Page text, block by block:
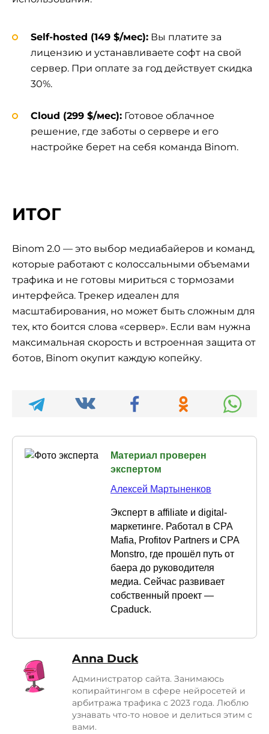
Self-hosted (149 $/мес): Вы платите за
лицензию и устанавливаете софт на свой
сервер. При оплате за год действует скидка
30%.
Cloud (299 $/мес): Готовое облачное
решение, где заботы о сервере и его
настройке берет на себя команда Binom.
ИТОГ
Binom 2.0 — это выбор медиабайеров и команд,
которые работают с колоссальными объемами
трафика и не готовы мириться с тормозами
интерфейса. Трекер идеален для
масштабирования, но может быть сложным для
тех, кто боится слова «сервер». Если вам нужна
максимальная скорость и встроенная защита от
ботов, Binom окупит каждую копейку.
Материал проверен
экспертом
Алексей Мартыненков
Эксперт в affiliate и digital-
маркетинге. Работал в CPA
Mafia, Profitov Partners и CPA
Monstro, где прошёл путь от
баера до руководителя
медиа. Сейчас развивает
собственный проект —
Cpaduck.
Anna Duck
Администратор сайта. Занимаюсь
копирайтингом в сфере нейросетей и
арбитража трафика с 2023 года. Люблю
узнавать что-то новое и делиться этим с
вами.